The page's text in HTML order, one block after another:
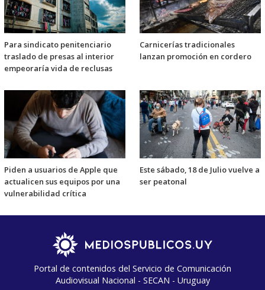
Para sindicato penitenciario
traslado de presas al interior
empeoraría vida de reclusas
Carnicerías tradicionales
lanzan promoción en cordero
Piden a usuarios de Apple que
actualicen sus equipos por una
vulnerabilidad crítica
Este sábado, 18 de Julio vuelve a
ser peatonal
Portal de contenidos del Servicio de Comunicación
Audiovisual Nacional - SECAN - Uruguay